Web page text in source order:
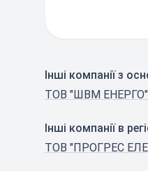
Інші компанії з
ТОВ "ШВМ ЕНЕРГО"
Інші компанії в
ТОВ "ПРОГРЕС